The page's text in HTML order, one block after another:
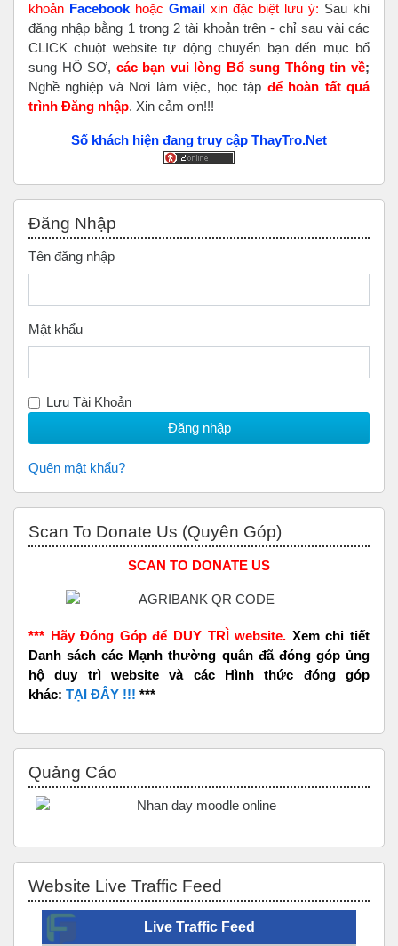
khoản Facebook hoặc Gmailxin đặc biệt lưu ý: Sau khi
đăng nhập bằng 1 trong 2 tài khoản trên - chỉ sau vài các
CLICK chuột website tự động chuyển bạn đến mục bổ
sung HỒ SƠ, các bạn vui lòng Bổ sung Thông tin về;
Nghề nghiệp và Nơi làm việc, học tập để hoàn tấtquá
trình Đăng nhập. Xin cảm ơn!!!
Số khách hiện đang truy cập ThayTro.Net
Đăng Nhập
Tên đăng nhập
Mật khẩu
Lưu Tài Khoản
Quên mật khẩu?
Scan To Donate Us (Quyên Góp)
SCAN TO DONATE US
*** Hãy Đóng Góp để DUY TRÌ website. Xem chi tiết
Danh sách các Mạnh thường quân đã đóng góp ủng
hộ duy trì website và các Hình thức đóng góp
khác: TẠI ĐÂY !!! ***
Quảng Cáo
Website Live Traffic Feed
Live Traffic Feed